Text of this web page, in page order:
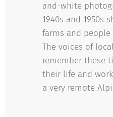
and-white
1940s and 1950s
farms and people
The voices of
remember these
their life and
a very remote